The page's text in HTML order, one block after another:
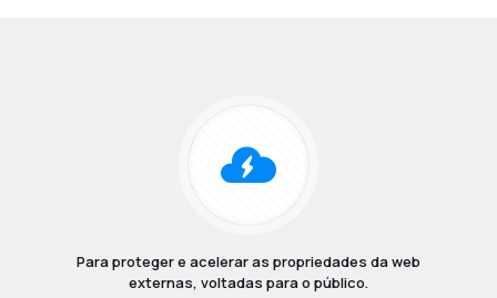
Para proteger e acelerar as propriedades da web
externas, voltadas para o público.